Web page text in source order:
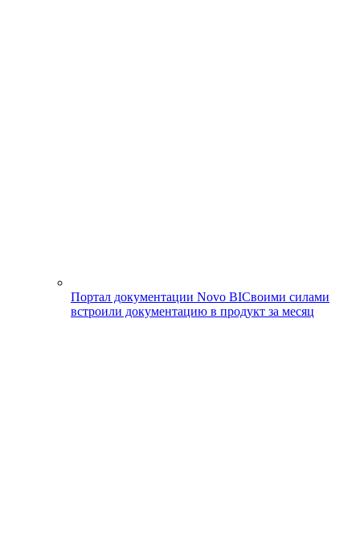
Портал документации Novo BIСвоими силами
встроили документацию в продукт за месяц